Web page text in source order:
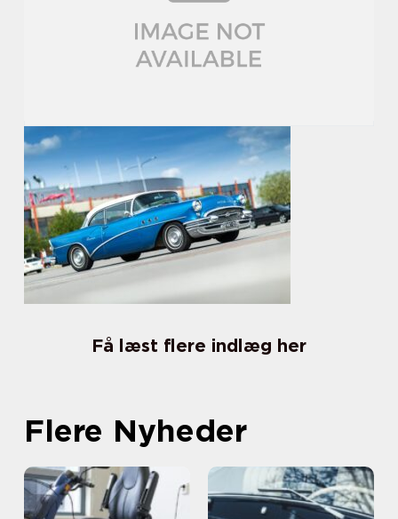
Få læst flere indlæg her
Flere Nyheder